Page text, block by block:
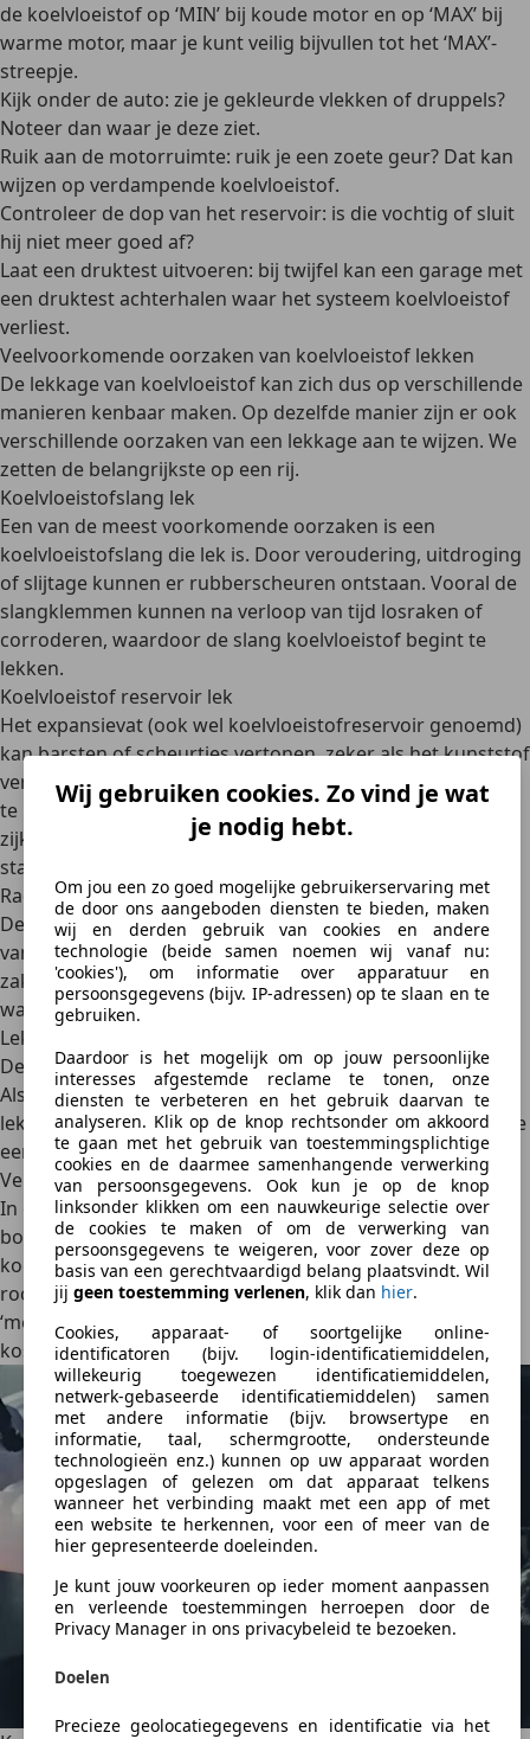
Wij gebruiken cookies. Zo vind je wat
je nodig hebt.
Om jou een zo goed mogelijke gebruikerservaring met
de door ons aangeboden diensten te bieden, maken
wij en derden gebruik van cookies en andere
technologie (beide samen noemen wij vanaf nu:
'cookies'), om informatie over apparatuur en
persoonsgegevens (bijv. IP-adressen) op te slaan en te
gebruiken.
Daardoor is het mogelijk om op jouw persoonlijke
interesses afgestemde reclame te tonen, onze
diensten te verbeteren en het gebruik daarvan te
analyseren. Klik op de knop rechtsonder om akkoord
te gaan met het gebruik van toestemmingsplichtige
cookies en de daarmee samenhangende verwerking
van persoonsgegevens. Ook kun je op de knop
linksonder klikken om een nauwkeurige selectie over
de cookies te maken of om de verwerking van
persoonsgegevens te weigeren, voor zover deze op
basis van een gerechtvaardigd belang plaatsvindt. Wil
jij geen toestemming verlenen, klik dan hier.
Cookies, apparaat- of soortgelijke online-
identificatoren (bijv. login-identificatiemiddelen,
willekeurig toegewezen identificatiemiddelen,
netwerk-gebaseerde identificatiemiddelen) samen
met andere informatie (bijv. browsertype en
informatie, taal, schermgrootte, ondersteunde
technologieën enz.) kunnen op uw apparaat worden
opgeslagen of gelezen om dat apparaat telkens
wanneer het verbinding maakt met een app of met
een website te herkennen, voor een of meer van de
hier gepresenteerde doeleinden.
Je kunt jouw voorkeuren op ieder moment aanpassen
en verleende toestemmingen herroepen door de
Privacy Manager in ons privacybeleid te bezoeken.
Doelen
Precieze geolocatiegegevens en identificatie via het
de koelvloeistof op ‘MIN’ bij koude motor en op ‘MAX’ bij
warme motor, maar je kunt veilig bijvullen tot het ‘MAX’-
streepje.
Kijk onder de auto: zie je gekleurde vlekken of druppels?
Noteer dan waar je deze ziet.
Ruik aan de motorruimte: ruik je een zoete geur? Dat kan
wijzen op verdampende koelvloeistof.
Controleer de dop van het reservoir: is dievochtig of sluit
hij niet meer goed af?
Laat een druktest uitvoeren: bij twijfel kan een garage met
een druktestachterhalen waar het systeem koelvloeistof
verliest.
Veelvoorkomende oorzaken van koelvloeistof lekken
De lekkage van koelvloeistof kan zich dus op verschillende
manieren kenbaar maken. Op dezelfde manier zijn er ook
verschillende oorzaken van een lekkage aan te wijzen. We
zetten de belangrijkste op een rij.
Koelvloeistofslang lek
Een van de meest voorkomende oorzaken is een
koelvloeistofslang die lek is. Doorveroudering, uitdroging
of slijtage kunnen er rubberscheuren ontstaan. Vooral de
slangklemmen kunnen na verloop van tijd losraken of
corroderen, waardoor de slang koelvloeistof begint te
lekken.
Koelvloeistof reservoir lek
Het expansievat (ook wel koelvloeistofreservoir genoemd)
kan barsten of scheurtjes vertonen, zeker als het kunststof
verouderd is. Een lek in het koelvloeistofreservoir is vaak
te herkennen aanvocht rondom het dopje of aan de
zijkanten van het vat
. Controleer ook of het reservoir bol
staat of op een andere manier vervormd is.
Radiator defect
De radiator zelf kan corroderen, bijvoorbeeld als gevolg
van
steeninslag, ouderdom of defecte afdichtingen . Deze
zaken kunnen leiden tot kleine scheurtjes in de radiator,
waardoor koelvloeistof langzaam weglekt.
Lekkende waterpomp
De waterpomp pompt koelvloeistof rond in het systeem.
Als de afdichting van de as versleten is, kan de pomp
lekken. Vaak zie je dan druppels onder de motor of hoor je
een
vreemd geluid bij draaiende motor.
Versleten koppakking
In ernstige gevallen is een kapotte koppakking de
boosdoener. Dit veroorzaaktinterne lekkage, waarbij
koelvloeistof verdwijnt in de cilinders. Dit leidt tot witte
rook uit de uitlaat, verlies van vermogen of een
‘melkachtige’ substantie aan de oliepeilstok. Dit is een
kostbare reparatie.